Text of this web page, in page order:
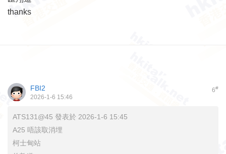
thanks
6#
FBI2
2026-1-6 15:46
ATS131@45 發表於 2026-1-6 15:45
A25 唔該取消埋
柯士甸站